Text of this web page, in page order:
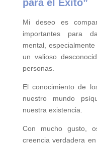
para el Éxito”
Mi deseo es
importantes para
mental,
un valioso
personas.
El conocimiento de
nuestro mundo
nuestra existencia.
Con mucho gusto,
creencia verdadera